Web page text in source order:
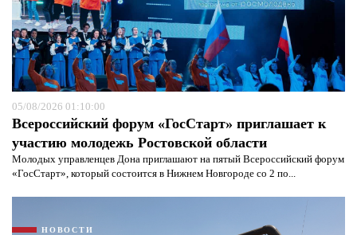
05/08/2026 01:10:00
Всероссийский форум «ГосСтарт» приглашает к
участию молодежь Ростовской области
Молодых управленцев Дона приглашают на пятый Всероссийский форум
«ГосСтарт», который состоится в Нижнем Новгороде со 2 по...
НОВОСТИ